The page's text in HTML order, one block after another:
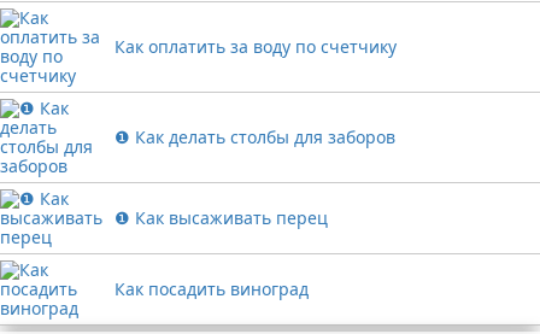
Как оплатить за воду по счетчику
❶ Как делать столбы для заборов
❶ Как высаживать перец
Как посадить виноград